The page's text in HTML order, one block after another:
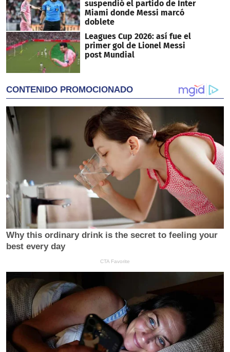
suspendió el partido de Inter
Miami donde Messi marcó
doblete
Leagues Cup 2026: así fue el
primer gol de Lionel Messi
post Mundial